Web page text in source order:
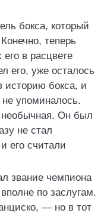
бокса, который
теперь
в расцвете
его, уже осталось
историю бокса, и
упоминалось.
необычная. Он был
не стал
его считали
звание чемпиона
по заслугам.
— но в тот